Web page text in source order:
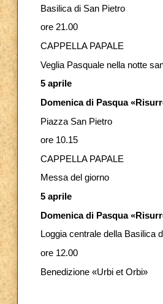
Basilica di San Pietro
ore 21.00
CAPPELLA PAPALE
Veglia Pasquale nella notte
5 aprile
Domenica di Pasqua
Piazza San Pietro
ore 10.15
CAPPELLA PAPALE
Messa del giorno
5 aprile
Domenica di Pasqua
Loggia centrale della Basilica
ore 12.00
Benedizione «Urbi et Orbi»